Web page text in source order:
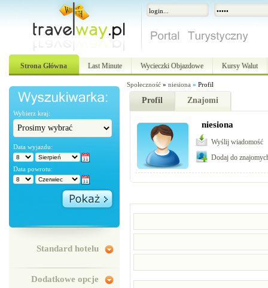
Strona Główna Last Minute Wycieczki Objazdowe Kursy Walut
Wybierz kraj:
Data wyjazdu:
Data powrotu:
Standard hotelu
Dodatkowe opcje
Społeczność » niesiona » Profil
Profil Znajomi
niesiona
Wyślij wiadomość
Dodaj do